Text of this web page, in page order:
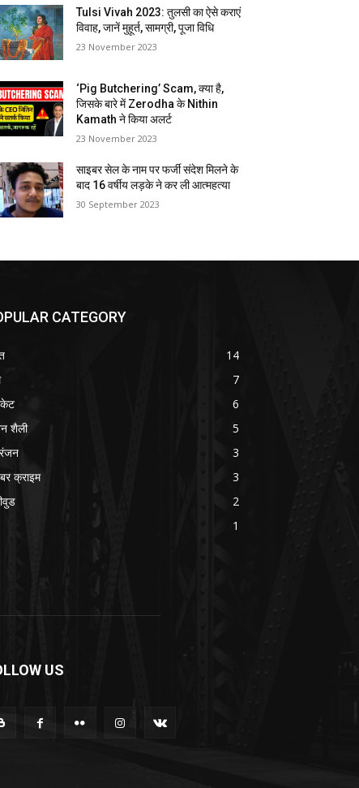
Tulsi Vivah 2023: तुलसी का ऐसे कराएं
विवाह, जानें मुहूर्त, सामग्री, पूजा विधि
23 November 2023
‘Pig Butchering’ Scam, क्या है,
जिसके बारे में Zerodha के Nithin
Kamath ने किया अलर्ट
23 November 2023
साइबर सेल के नाम पर फर्जी संदेश मिलने के
बाद 16 वर्षीय लड़के ने कर ली आत्महत्या
30 September 2023
CATEGORY
14
7
6
शैली
5
3
क्राइम
3
2
1
US